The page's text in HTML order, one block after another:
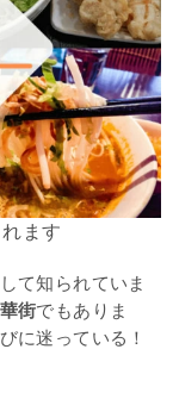
ます
て知られていま
街でもありま
に迷っている！